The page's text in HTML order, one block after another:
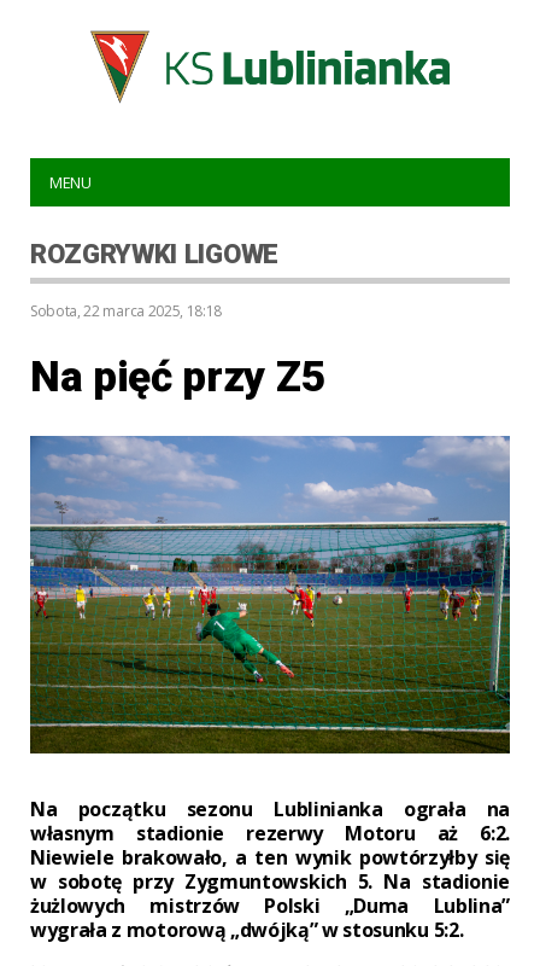
MENU
ROZGRYWKI LIGOWE
sobota, 22 marca 2025, 18:18
Na pięć przy Z5
Na początku sezonu Lublinianka ograła na
własnym stadionie rezerwy Motoru aż 6:2.
Niewiele brakowało, a ten wynik powtórzyłby się
w sobotę przy Zygmuntowskich 5. Na stadionie
żużlowych mistrzów Polski „Duma Lublina”
wygrała z motorową „dwójką” w stosunku 5:2.